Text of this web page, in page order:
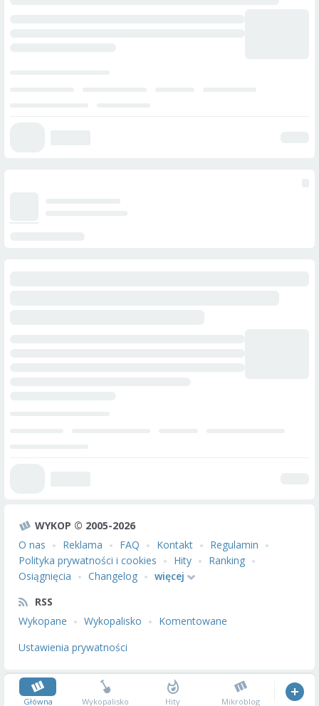
WYKOP © 2005-2026
O nas
Reklama FAQ Kontakt
Regulamin
Polityka prywatności i cookies
Hity
Ranking
Osiągnięcia
Changelog
więcej
RSS
Wykopane
Wykopalisko
Komentowane
Ustawienia prywatności
Główna Wykopalisko Hity Mikroblog